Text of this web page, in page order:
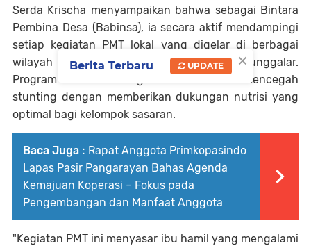
Serda Krischa menyampaikan bahwa sebagai Bintara
Pembina Desa (Babinsa), ia secara aktif mendampingi
setiap kegiatan PMT lokal yang digelar di berbagai
wilayah dalam wewenang kerja Koramil Kedunggalar.
Program ini dirancang khusus untuk mencegah
stunting dengan memberikan dukungan nutrisi yang
optimal bagi kelompok sasaran.
Baca Juga : Rapat Anggota Primkopasindo
Lapas Pasir Pangarayan Bahas Agenda
Kemajuan Koperasi – Fokus pada
Pengembangan dan Manfaat Anggota
"Kegiatan PMT ini menyasar ibu hamil yang mengalami
×
Berita Terbaru UPDATE